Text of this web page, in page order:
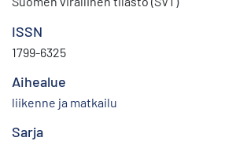
ISSN
1799-6325
Aihealue
liikenne ja matkailu
Sarja